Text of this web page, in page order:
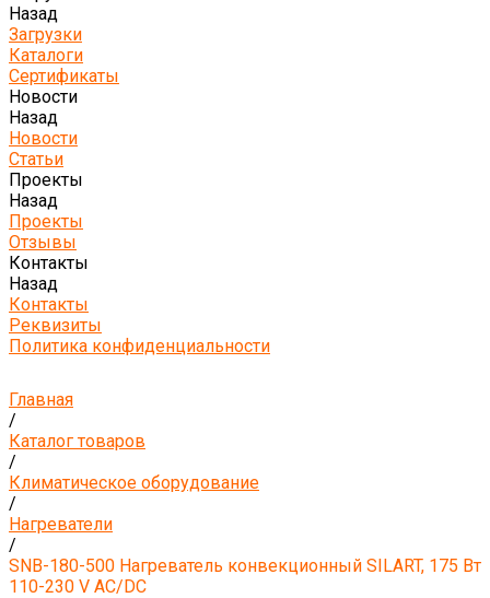
Назад
Загрузки
Каталоги
Сертификаты
Новости
Назад
Новости
Статьи
Проекты
Назад
Проекты
Отзывы
Контакты
Назад
Контакты
Реквизиты
Политика конфиденциальности
Главная
/
Каталог товаров
/
Климатическое оборудование
/
Нагреватели
/
SNB-180-500 Нагреватель конвекционный SILART, 175 Вт
110-230 V AC/DC